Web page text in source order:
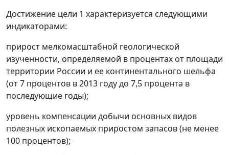
Достижение цели 1 характеризуется следующими
индикаторами:
прирост мелкомасштабной геологической
изученности, определяемой в процентах от площади
территории России и ее континентального шельфа
(от 7 процентов в 2013 году до 7,5 процента в
последующие годы);
уровень компенсации добычи основных видов
полезных ископаемых приростом запасов (не менее
100 процентов);